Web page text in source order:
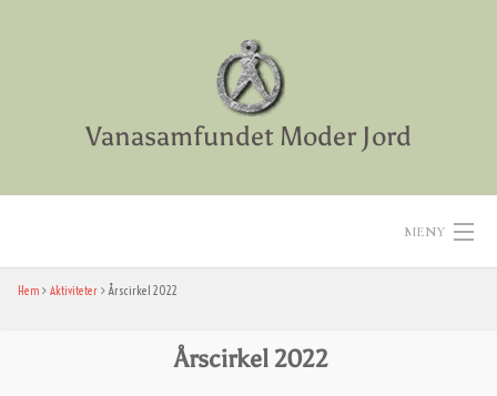
Vanasamfundet Moder Jord
MENY
Hem
Hem Aktiviteter Årscirkel 2022
Årscirkel 2022